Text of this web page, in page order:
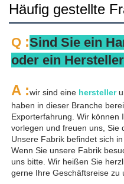
Häufig gestellte
Q :Sind Sie ein
oder ein Hersteller
A :wir sind eine hersteller
haben in dieser Branche
Exporterfahrung. Wir können
vorlegen und freuen uns, Sie
Unsere Fabrik befindet sich
Wenn Sie unsere Fabrik
uns bitte. Wir heißen Sie
gerne Ihre Geschäftsreise zu